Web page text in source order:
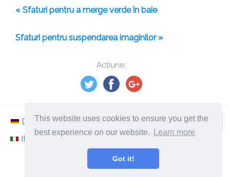
This website uses cookies to ensure you get the
best experience on our website.
Learn more
Got it!
Acțiune:
« Sfaturi pentru a merge verde în baie
Sfaturi pentru suspendarea imaginilor »
Deutsch Nederlands Svenska
Norsk
Italiano
Español Românesc
ro.ephesossoftware.com